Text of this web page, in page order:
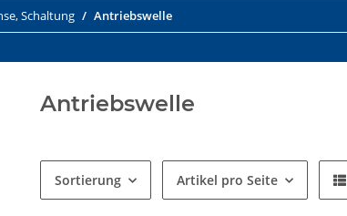
Schaltung Antriebswelle
Antriebswelle
Sortierung Artikel pro Seite